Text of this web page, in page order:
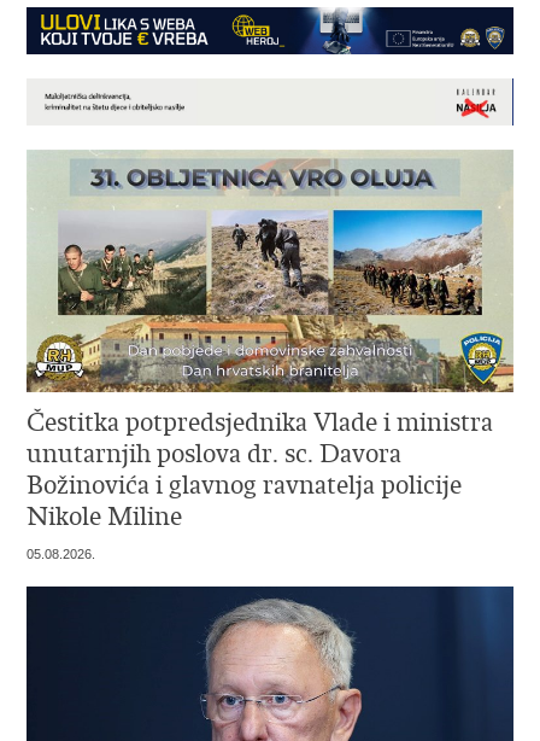
Čestitka potpredsjednika Vlade i ministra
unutarnjih poslova dr. sc. Davora
Božinovića i glavnog ravnatelja policije
Nikole Miline
05.08.2026.